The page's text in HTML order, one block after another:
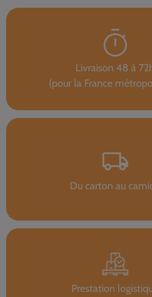
Livraison 48 à
(pour la France
Du carton au
Prestation